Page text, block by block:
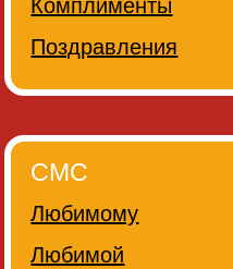
Комплименты
Поздравления
СМС
Любимому
Любимой